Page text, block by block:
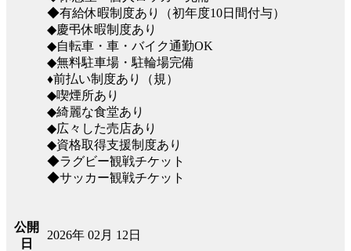
◆有給休暇制度あり（初年度10日間付与）
◆慶弔休暇制度あり
◆自転車・車・バイク通勤OK
◆無料駐車場・駐輪場完備
♦前払い制度あり（規）
◆喫煙所あり
◆綺麗な食堂あり
◆広々した売店あり
◆資格取得支援制度あり
◆ラグビー観戦チケット
◆サッカー観戦チケット
公開
日
2026年 02月 12日